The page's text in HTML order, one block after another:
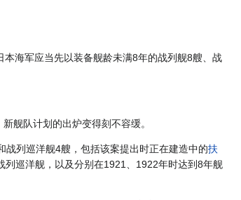
海军应当先以装备舰龄未满8年的战列舰8艘、战
舰队计划的出炉变得刻不容缓。
战列巡洋舰4艘，包括该案提出时正在建造中的扶
列巡洋舰，以及分别在1921、1922年时达到8年舰